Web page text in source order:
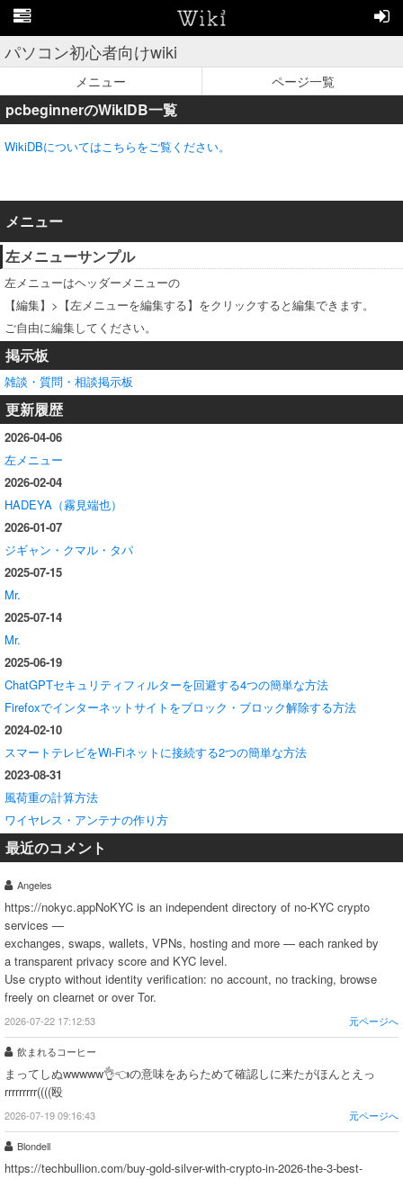
パソコン初心者向けwiki
メニュー ページ一覧
pcbeginnerのWikIDB一覧
WikiDBについてはこちらをご覧ください。
メニュー
左メニューサンプル
左メニューはヘッダーメニューの
【編集】>【左メニューを編集する】をクリックすると編集できます。
ご自由に編集してください。
掲示板
雑談・質問・相談掲示板
更新履歴
2026-04-06
左メニュー
2026-02-04
HADEYA（霧見端也）
2026-01-07
ジギャン・クマル・タパ
2025-07-15
Mr.
2025-07-14
Mr.
2025-06-19
ChatGPTセキュリティフィルターを回避する4つの簡単な方法
Firefoxでインターネットサイトをブロック・ブロック解除する方法
2024-02-10
スマートテレビをWi-Fiネットに接続する2つの簡単な方法
2023-08-31
風荷重の計算方法
ワイヤレス・アンテナの作り方
最近のコメント
Angeles
https://nokyc.appNoKYC is an independent directory of no-KYC crypto
services —
exchanges, swaps, wallets, VPNs, hosting and more — each ranked by
a transparent privacy score and KYC level.
Use crypto without identity verification: no account, no tracking, browse
freely on clearnet or over Tor.
2026-07-22 17:12:53 元ページへ
飲まれるコーヒー
まってしぬwwwww👌👈の意味をあらためて確認しに来たがほんとえっ
rrrrrrrrr((((殴
2026-07-19 09:16:43 元ページへ
Blondell
https://techbullion.com/buy-gold-silver-with-crypto-in-2026-the-3-best-